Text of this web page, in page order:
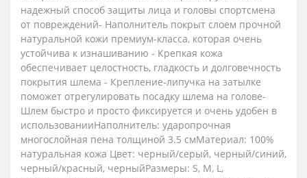
надежный способ защиты лица и головы спортсмена
от повреждений- Наполнитель покрыт слоем прочной
натуральной кожи премиум-класса, которая очень
устойчива к изнашиванию - Крепкая кожа
обеспечивает целостность, гладкость и долговечность
покрытия шлема - Крепление-липучка на затылке
поможет отрегулировать посадку шлема на голове-
Шлем быстро и просто фиксируется и очень удобен в
использованииНаполнитель: ударопрочная
многослойная пена толщиной 3.5 смМатериал: 100%
натуральная кожа Цвет: черный/серый, черный/синий,
черный/красный, черныйРазмеры: S, M, L,